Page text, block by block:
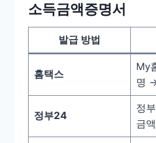
소득금액증명서
발급 방법
홈택스
My
명
정부24
정
금